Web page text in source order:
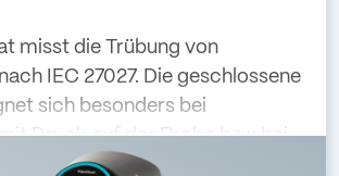
misst die Trübung von
IEC 27027. Die geschlossene
sich besonders bei
Druck auf der Probe bzw bei
der Probe. Die Überprüfung